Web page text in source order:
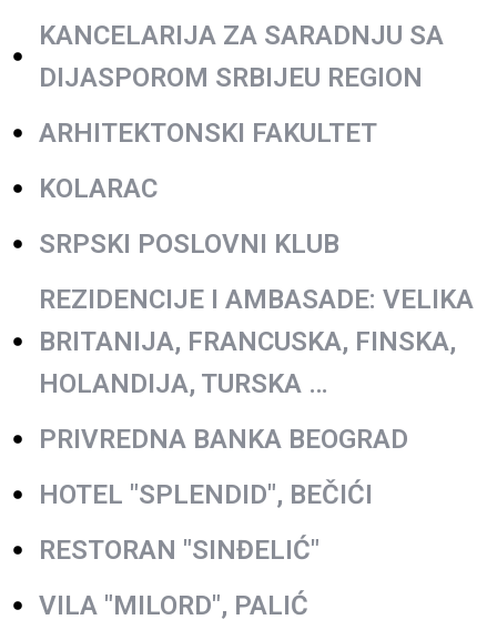
KANCELARIJA ZA SARADNJU SA
DIJASPOROM SRBIJEU REGION
ARHITEKTONSKI FAKULTET
KOLARAC
SRPSKI POSLOVNI KLUB
REZIDENCIJE I AMBASADE: VELIKA
BRITANIJA, FRANCUSKA, FINSKA,
HOLANDIJA, TURSKA …
PRIVREDNA BANKA BEOGRAD
HOTEL "SPLENDID", BEČIĆI
RESTORAN "SINĐELIĆ"
VILA "MILORD", PALIĆ